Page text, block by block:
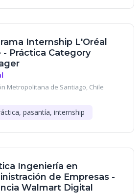
Internship L'Oréal
- Práctica Category
Metropolitana de Santiago, Chile
pasantía, internship
Ingeniería en
de Empresas -
Walmart Digital